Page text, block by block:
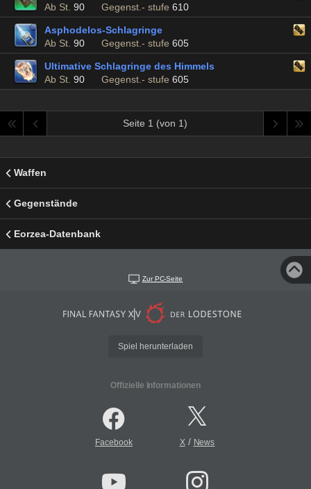
Ab St. 90 Gegenst.- stufe 610
Asphodelos-Schlagringe
Ab St. 90 Gegenst.- stufe 605
Ultimative Schlagringe des Himmels
Ab St. 90 Gegenst.- stufe 605
Seite 1 (von 1)
Waffen
Gegenstände
Eorzea-Datenbank
Zur PC-Seite
Spiel herunterladen
Offizielle Informationen
Facebook X/ News